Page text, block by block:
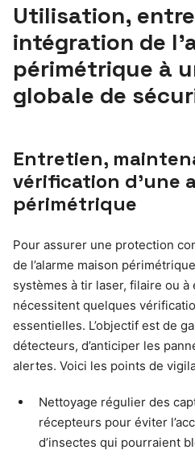
Utilisation,
intégration de
périmétrique à
globale de
Entretien,
vérification d’une
périmétrique
Pour assurer une protection
de l’alarme maison
systèmes à tir laser, filaire ou
nécessitent quelques
essentielles. L’objectif est de
détecteurs, d’anticiper les
alertes. Voici les points de
Nettoyage régulier des
récepteurs pour éviter
d’insectes qui pourraient